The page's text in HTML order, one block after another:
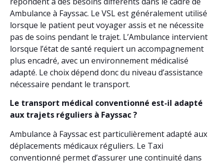
Ambulance à Fayssac. Le VSL est généralement utilisé
lorsque le patient peut voyager assis et ne nécessite
pas de soins pendant le trajet. L’Ambulance intervient
lorsque l’état de santé requiert un accompagnement
plus encadré, avec un environnement médicalisé
adapté. Le choix dépend donc du niveau d’assistance
nécessaire pendant le transport.
Le transport médical conventionné est-il adapté
aux trajets réguliers à Fayssac ?
Ambulance à Fayssac est particulièrement adapté aux
déplacements médicaux réguliers. Le Taxi
conventionné permet d’assurer une continuité dans